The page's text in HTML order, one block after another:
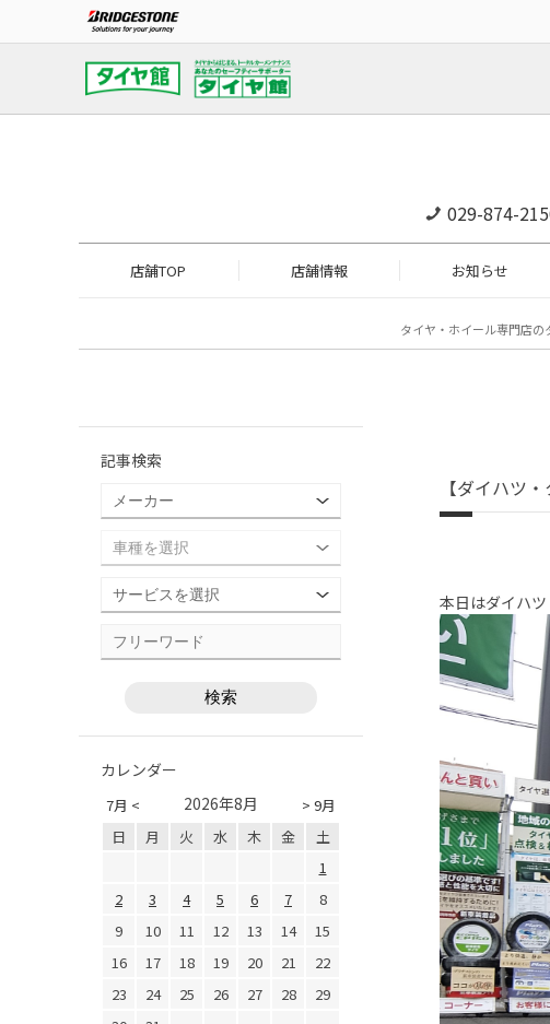
029-874-
店舗TOP 店舗情報 お知らせ
タイヤ・ホイール専門店の
【ダイハツ
本日はダイハ
記事検索
カレンダー
7月 < > 9月
2026年8月
日 月 火 水 木 金
土
1
2
3 4 5 6 7
8
9
10 11 12 13 14
15
16
17 18 19 20 21
22
23
24 25 26 27 28
29